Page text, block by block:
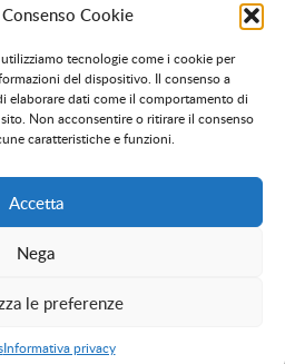
Cookie
tecnologie come i cookie per
del dispositivo. Il consenso a
elaborare dati come il comportamento di
Non acconsentire o ritirare il consenso
caratteristiche e funzioni.
Accetta
Nega
le preferenze
Informativa privacy